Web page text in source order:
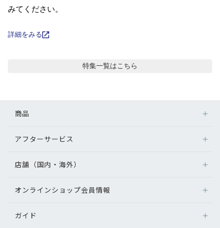
コンテンツを探す
スタッフコンテンツ
スタッフコンテンツ一覧
目のまめちしき
みてください。
詳細をみる
特集一覧はこちら
商品
メガネ
サングラス
補聴器
グッズ・小物
アフターサービス
アフターサービス
メガネの不具合、修理について
補聴器に関するアフターサービス
店舗（国内・海外）
店舗検索
オンラインショップ会員情報
ログイン
ガイド